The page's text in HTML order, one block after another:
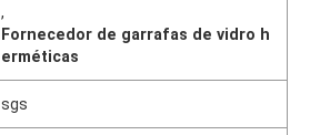
,
Fornecedor de garrafas de vidro h
erméticas
sgs